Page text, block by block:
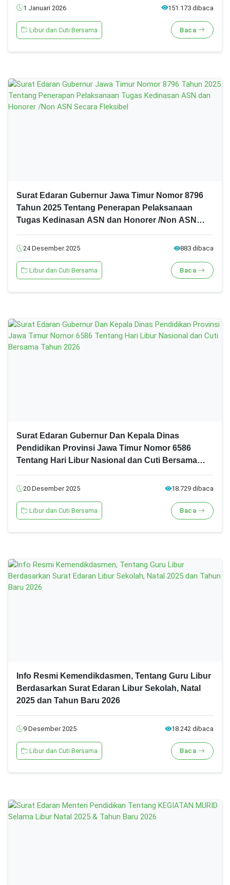
1 Januari 2026 151.173 dibaca
Libur dan Cuti Bersama Baca
Surat Edaran Gubernur Jawa Timur Nomor 8796
Tahun 2025 Tentang Penerapan Pelaksanaan
Tugas Kedinasan ASN dan Honorer /Non ASN
24 Desember 2025 883 dibaca
Libur dan Cuti Bersama Baca
Surat Edaran Gubernur Dan Kepala Dinas
Pendidikan Provinsi Jawa Timur Nomor 6586
Tentang Hari Libur Nasional dan Cuti Bersama
20 Desember 2025 18.729 dibaca
Libur dan Cuti Bersama Baca
Info Resmi Kemendikdasmen, Tentang Guru Libur
Berdasarkan Surat Edaran Libur Sekolah, Natal
2025 dan Tahun Baru 2026
9 Desember 2025 18.242 dibaca
Libur dan Cuti Bersama Baca